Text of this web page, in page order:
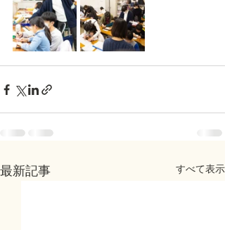
最新記事 すべて表示